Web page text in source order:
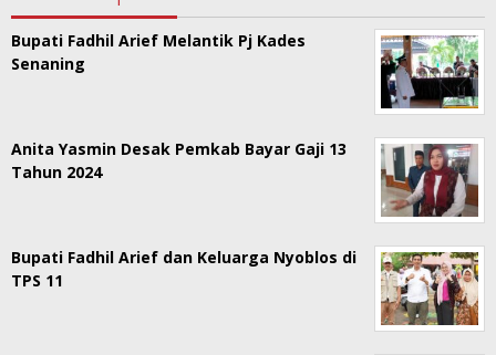
Bupati Fadhil Arief Melantik Pj Kades
Senaning
Anita Yasmin Desak Pemkab Bayar Gaji 13
Tahun 2024
Bupati Fadhil Arief dan Keluarga Nyoblos di
TPS 11